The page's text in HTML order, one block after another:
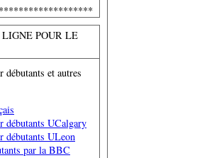
POUR LE
et autres
débutants UCalgary
débutants ULeon
par la BBC